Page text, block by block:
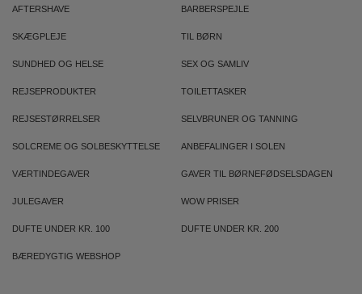
AFTERSHAVE BARBERSPEJLE
SKÆGPLEJE TIL BØRN
SUNDHED OG HELSE SEX OG SAMLIV
REJSEPRODUKTER TOILETTASKER
REJSESTØRRELSER SELVBRUNER OG TANNING
SOLCREME OG SOLBESKYTTELSE ANBEFALINGER I SOLEN
VÆRTINDEGAVER GAVER TIL BØRNEFØDSELSDAGEN
JULEGAVER WOW PRISER
DUFTE UNDER KR. 100 DUFTE UNDER KR. 200
BÆREDYGTIG WEBSHOP